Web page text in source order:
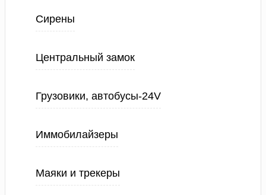
Сирены
Центральный замок
Грузовики, автобусы-24V
Иммобилайзеры
Маяки и трекеры